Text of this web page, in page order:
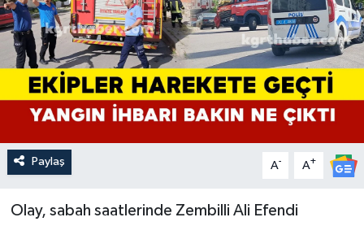
Paylaş A- A+
Olay, sabah saatlerinde Zembilli Ali Efendi